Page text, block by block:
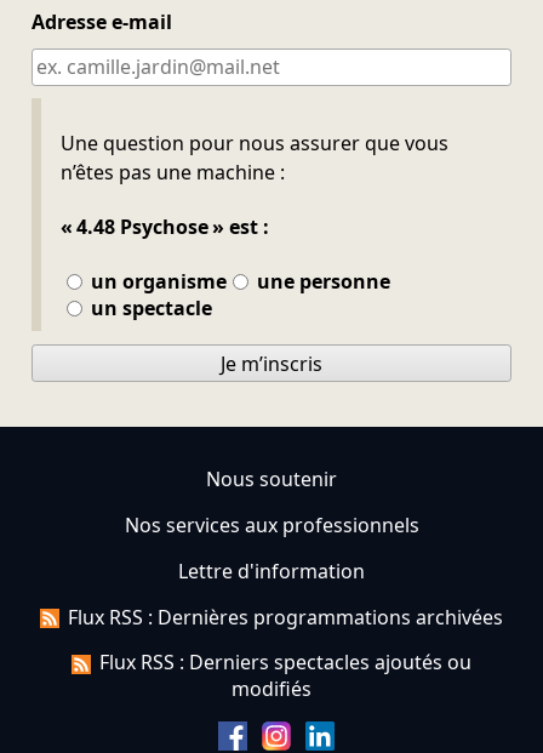
Adresse e-mail
Une question pour nous assurer que vous
n’êtes pas une machine :
« 4.48 Psychose » est :
un organisme
une personne
un spectacle
Ne pas remplir
Je m’inscris
Nous soutenir
Nos services aux professionnels
Lettre d'information
Flux RSS : Dernières programmations archivées
Flux RSS : Derniers spectacles ajoutés ou
modifiés